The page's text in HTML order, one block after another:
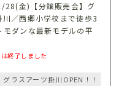
金)【分譲販売会】グ
川／西郷小学校まで徒歩3
モダンな最新モデルの平
終了しました
ラスアーツ掛川OPEN！！